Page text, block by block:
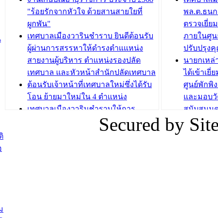
วารินชำราบ จัดโครงการอบรมอาชีพ
ระยะสั้น ประจำปี 2568 (หลักสูตรการ
ถักทอผลิตภัณฑ์จากถุงพลาสติก)
บทความ อื่นๆ ...
เด็กเล็ก
เทศบาลเ
ปรึกษาห
วัยของอ
บทความ อื่นๆ ...
"ร้อยรักจากหัวใจ ด้วยสานสายใยที่
ผูกพัน"
เทศบาลเมืองวารินชำราบ ยินดีต้อนรับ
ผู้ผ่านการสรรหาให้ดำรงตำแแหน่ง
สายงานผู้บริหาร ตำแหน่งรองปลัด
เทศบาล และหัวหน้าสำนักปลัดเทศบาล
ต้อนรับเจ้าหน้าที่เทศบาลใหม่ซึ่งได้รับ
โอน ย้ายมาใหม่ใน 4 ตำแหน่ง
เทศบาลเมืองวารินชำราบให้การ
ต้อนรับพนักงานเทศบาลผู้ผ่านการ
สรรหาให้ดำรงตำแหน่งสายงานผู้
พล.ต.ธน
ตรวจเยี่ย
ภายในศู
ปรับปรุง
นายกเห
ได้เข้าเยี่
ศูนย์พักพิ
และมอบ
สนับสนุน
ภัยน้ำท่วม
ภาพบรร
Secured by